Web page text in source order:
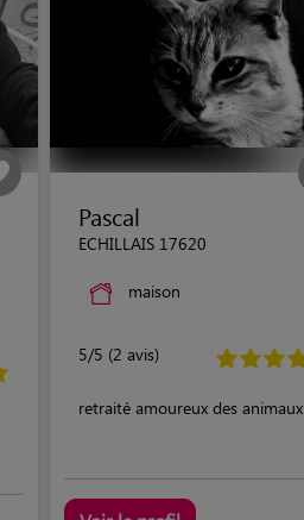
Pascal
ECHILLAIS 17620
maison
5/5 (2 avis)
retraité amoureux des animaux